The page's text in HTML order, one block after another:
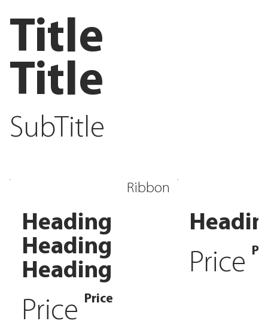
Title
Title
SubTitle
Ribbon
Heading
Heading
Heading
Price Price
Price